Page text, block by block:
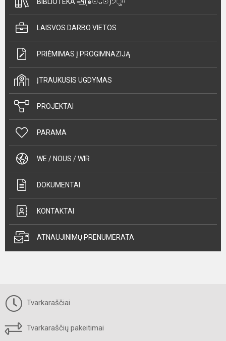
LAISVOS DARBO VIETOS
PRIĖMIMAS Į PROGIMNAZIJĄ
ĮTRAUKUSIS UGDYMAS
PROJEKTAI
PARAMA
WE / NOUS / WIR
DOKUMENTAI
KONTAKTAI
ATNAUJINIMŲ PRENUMERATA
Tvarkaraščiai
Tvarkaraščių pakeitimai